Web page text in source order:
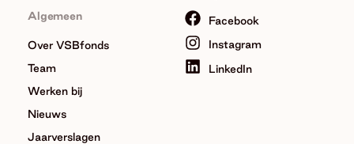
Algemeen
Over VSBfonds
Team
Werken bij
Nieuws
Jaarverslagen
Facebook
Instagram
LinkedIn